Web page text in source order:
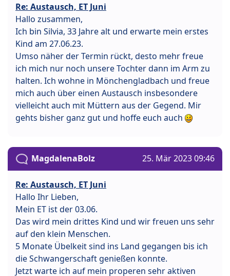
Re: Austausch, ET Juni
Hallo zusammen,
Ich bin Silvia, 33 Jahre alt und erwarte mein erstes
Kind am 27.06.23.
Umso näher der Termin rückt, desto mehr freue
ich mich nur noch unsere Tochter dann im Arm zu
halten. Ich wohne in Mönchengladbach und freue
mich auch über einen Austausch insbesondere
vielleicht auch mit Müttern aus der Gegend. Mir
gehts bisher ganz gut und hoffe euch auch
MagdalenaBolz 25. Mär 2023 09:46
Re: Austausch, ET Juni
Hallo Ihr Lieben,
Mein ET ist der 03.06.
Das wird mein drittes Kind und wir freuen uns sehr
auf den klein Menschen.
5 Monate Übelkeit sind ins Land gegangen bis ich
die Schwangerschaft genießen konnte.
Jetzt warte ich auf mein properen sehr aktiven